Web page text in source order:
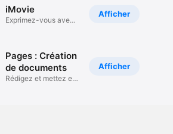
Afficher
iMovie
Exprimez-vous avec
Afficher
Pages : Création
de documents
Rédigez et mettez en